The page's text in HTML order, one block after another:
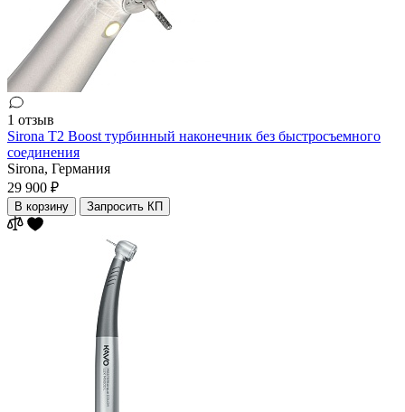
1 отзыв
Sirona T2 Boost турбинный наконечник без быстросъемного
соединения
Sirona, Германия
29 900 ₽
В корзину Запросить КП